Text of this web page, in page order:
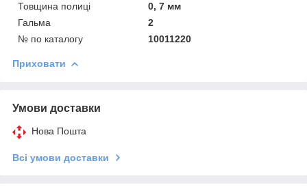
Товщина полиці
0, 7 мм
Гальма
2
№ по каталогу
10011220
Приховати
Умови доставки
Нова Пошта
Всі умови доставки